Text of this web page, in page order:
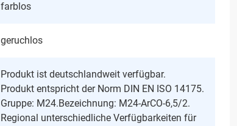
farblos
geruchlos
Produkt ist deutschlandweit verfügbar.
Produkt entspricht der Norm DIN EN ISO 14175.
Gruppe: M24.Bezeichnung: M24-ArCO-6,5/2.
Regional unterschiedliche Verfügbarkeiten für